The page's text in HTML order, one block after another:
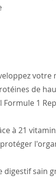
de
1
à 21
digestif sain